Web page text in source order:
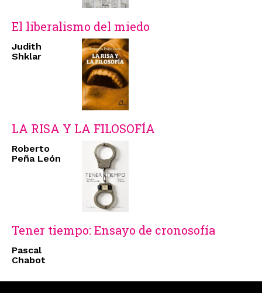
El liberalismo del miedo
Judith
Shklar
LA RISA Y LA FILOSOFÍA
Roberto
Peña León
Tener tiempo: Ensayo de cronosofía
Pascal
Chabot